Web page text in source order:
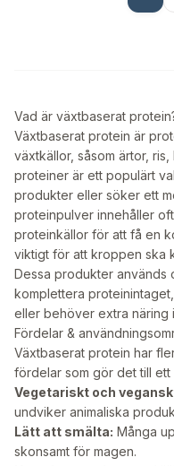
Vad är växtbaserat
Växtbaserat protein är
växtkällor, såsom ärtor,
proteiner är ett populärt
produkter eller söker ett
proteinpulver innehåller
proteinkällor för att få en
viktigt för att kroppen ska
Dessa produkter används
komplettera
eller behöver extra näring
Fördelar &
Växtbaserat protein har
fördelar som gör det till ett
Vegetariskt och
undviker animaliska
Lätt att smälta: Många
skonsamt för magen.